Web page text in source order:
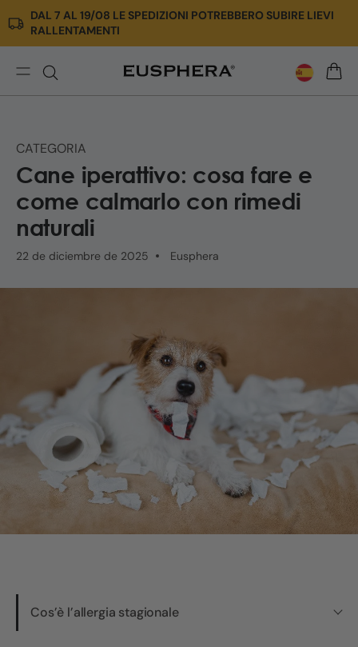
Ir
directamente
al
contenido
DAL 7 AL 19/08 LE SPEDIZIONI POTREBBERO SUBIRE LIEVI
RALLENTAMENTI
rimedi
naturali
|
Eusphera
CATEGORIA
Cane iperattivo: cosa fare e
come calmarlo con rimedi
naturali
22 de diciembre de 2025 Eusphera
Cos’è l’allergia stagionale